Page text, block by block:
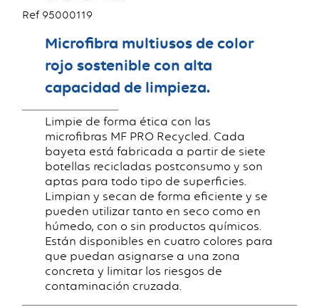
Ref 95000119
Microfibra multiusos de color
rojo sostenible con alta
capacidad de limpieza.
Limpie de forma ética con las
microfibras MF PRO Recycled. Cada
bayeta está fabricada a partir de siete
botellas recicladas postconsumo y son
aptas para todo tipo de superficies.
Limpian y secan de forma eficiente y se
pueden utilizar tanto en seco como en
húmedo, con o sin productos químicos.
Están disponibles en cuatro colores para
que puedan asignarse a una zona
concreta y limitar los riesgos de
contaminación cruzada.